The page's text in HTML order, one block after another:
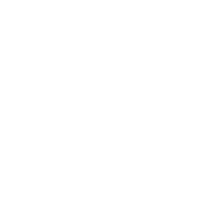
です。湯気の中の
体を内と外から二
す。大浴場のほか